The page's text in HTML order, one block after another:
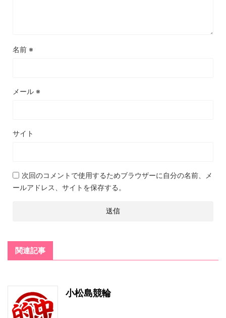
名前 ※
メール ※
サイト
次回のコメントで使用するためブラウザーに自分の名前、メ
ールアドレス、サイトを保存する。
関連記事
小松島競輪